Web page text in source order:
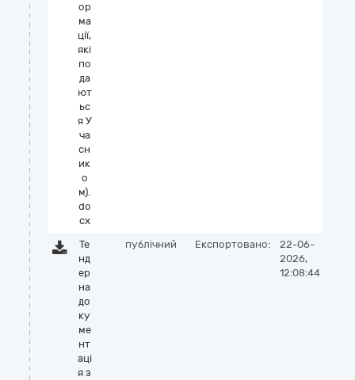
ор
ма
ції,
які
по
да
ют
ьс
я У
ча
сн
ик
о
м).
do
cx
Те
нд
ер
на
до
ку
ме
нт
аці
я з
публічний Експортовано:
22-06-
2026,
12:08:44